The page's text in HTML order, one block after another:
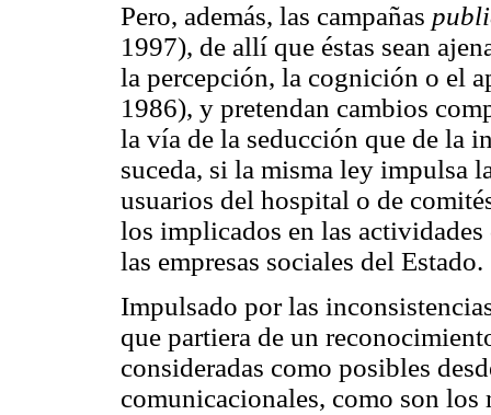
Pero, además, las campañas
1997), de allí que éstas sean
la percepción, la cognición o el
1986), y pretendan cambios
la vía de la seducción que de la
suceda, si la misma ley impulsa
usuarios del hospital o de
los implicados en las actividades
las empresas sociales del Estado.
Impulsado por las
que partiera de un
consideradas como posibles
comunicacionales, como son